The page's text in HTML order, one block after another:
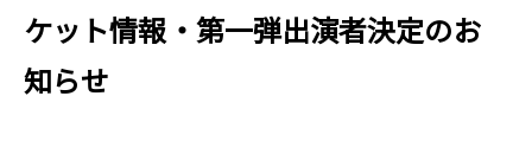
ケット情報・第一弾出演者決定のお
知らせ